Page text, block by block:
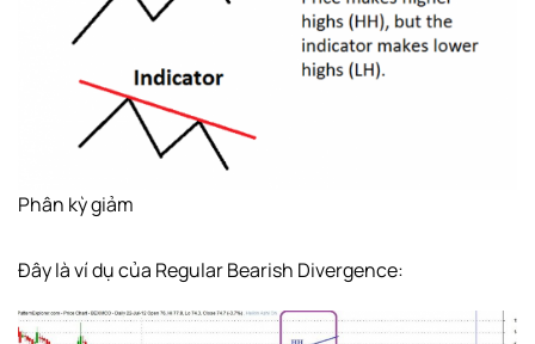
Phân kỳ giảm
Đây là ví dụ của Regular Bearish Divergence: